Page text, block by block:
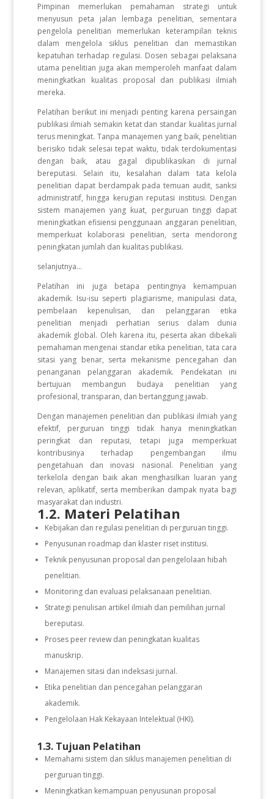
Pimpinan memerlukan pemahaman strategi untuk
menyusun peta jalan lembaga penelitian, sementara
pengelola penelitian memerlukan keterampilan teknis
dalam mengelola siklus penelitian dan memastikan
kepatuhan terhadap regulasi. Dosen sebagai pelaksana
utama penelitian juga akan memperoleh manfaat dalam
meningkatkan kualitas proposal dan publikasi ilmiah
mereka.
Pelatihan berikut ini menjadi penting karena persaingan
publikasi ilmiah semakin ketat dan standar kualitas jurnal
terus meningkat. Tanpa manajemen yang baik, penelitian
berisiko tidak selesai tepat waktu, tidak terdokumentasi
dengan baik, atau gagal dipublikasikan di jurnal
bereputasi. Selain itu, kesalahan dalam tata kelola
penelitian dapat berdampak pada temuan audit, sanksi
administratif, hingga kerugian reputasi institusi. Dengan
sistem manajemen yang kuat, perguruan tinggi dapat
meningkatkan efisiensi penggunaan anggaran penelitian,
memperkuat kolaborasi penelitian, serta mendorong
peningkatan jumlah dan kualitas publikasi.
selanjutnya...
Pelatihan ini juga betapa pentingnya kemampuan
akademik. Isu-isu seperti plagiarisme, manipulasi data,
pembelaan kepenulisan, dan pelanggaran etika
penelitian menjadi perhatian serius dalam dunia
akademik global. Oleh karena itu, peserta akan dibekali
pemahaman mengenai standar etika penelitian, tata cara
sitasi yang benar, serta mekanisme pencegahan dan
penanganan pelanggaran akademik. Pendekatan ini
bertujuan membangun budaya penelitian yang
profesional, transparan, dan bertanggung jawab.
Dengan manajemen penelitian dan publikasi ilmiah yang
efektif, perguruan tinggi tidak hanya meningkatkan
peringkat dan reputasi, tetapi juga memperkuat
kontribusinya terhadap pengembangan ilmu
pengetahuan dan inovasi nasional. Penelitian yang
terkelola dengan baik akan menghasilkan luaran yang
relevan, aplikatif, serta memberikan dampak nyata bagi
masyarakat dan industri.
1.2. Materi Pelatihan
Kebijakan dan regulasi penelitian di perguruan tinggi.
Penyusunan roadmap dan klaster riset institusi.
Teknik penyusunan proposal dan pengelolaan hibah
penelitian.
Monitoring dan evaluasi pelaksanaan penelitian.
Strategi penulisan artikel ilmiah dan pemilihan jurnal
bereputasi.
Proses peer review dan peningkatan kualitas
manuskrip.
Manajemen sitasi dan indeksasi jurnal.
Etika penelitian dan pencegahan pelanggaran
akademik.
Pengelolaan Hak Kekayaan Intelektual (HKI).
1.3. Tujuan Pelatihan
Memahami sistem dan siklus manajemen penelitian di
perguruan tinggi.
Meningkatkan kemampuan penyusunan proposal